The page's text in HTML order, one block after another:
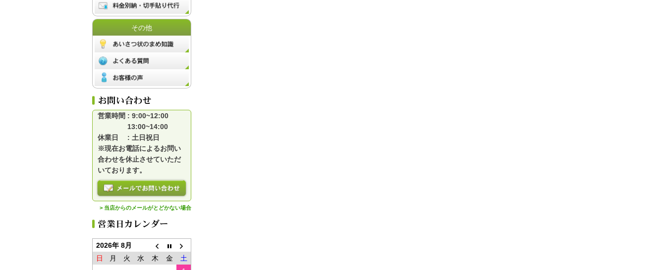
その他
営業時間 : 9:00~12:00
13:00~14:00
休業日 : 土日祝日
※現在お電話によるお問い
合わせを休止させていただ
いております。
> 当店からのメールがとどかない場合
2026年 8月
日
月 火 水 木 金
土